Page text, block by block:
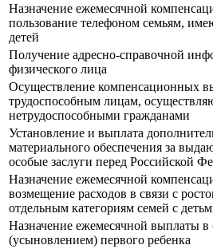
Назначение ежемесячной
пользование телефоном семьям,
детей
Получение адресно-справочной
физического лица
Осуществление компенсационных
трудоспособным лицам,
нетрудоспособными гражданами
Установление и выплата
материального обеспечения за
особые заслуги перед Российской
Назначение ежемесячной
возмещение расходов в связи с
отдельным категориям семей с
Назначение ежемесячной выплаты в
(усыновлением) первого ребенка